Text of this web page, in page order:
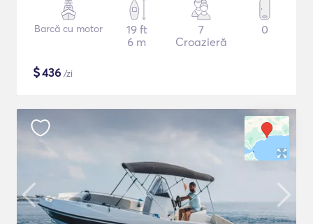
Barcă cu motor
19 ft
6 m
7
Croazieră
0
$436 /zi